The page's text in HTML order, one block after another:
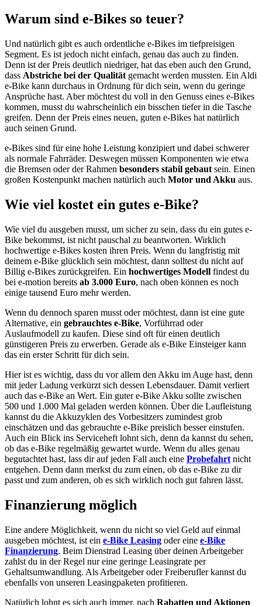
Warum sind e-Bikes so teuer?
Und natürlich gibt es auch ordentliche e-Bikes im tiefpreisigen
Segment. Es ist jedoch nicht einfach, genau das auch zu finden.
Denn ist der Preis deutlich niedriger, hat das eben auch den Grund,
dass Abstriche bei der Qualität gemacht werden mussten. Ein Aldi
e-Bike kann durchaus in Ordnung für dich sein, wenn du geringe
Ansprüche hast. Aber möchtest du voll in den Genuss eines e-Bikes
kommen, musst du wahrscheinlich ein bisschen tiefer in die Tasche
greifen. Denn der Preis eines neuen, guten e-Bikes hat natürlich
auch seinen Grund.
e-Bikes sind für eine hohe Leistung konzipiert und dabei schwerer
als normale Fahrräder. Deswegen müssen Komponenten wie etwa
die Bremsen oder der Rahmen besonders stabil gebaut sein. Einen
großen Kostenpunkt machen natürlich auch Motor und Akku aus.
Wie viel kostet ein gutes e-Bike?
Wie viel du ausgeben musst, um sicher zu sein, dass du ein gutes e-
Bike bekommst, ist nicht pauschal zu beantworten. Wirklich
hochwertige e-Bikes kosten ihren Preis. Wenn du langfristig mit
deinem e-Bike glücklich sein möchtest, dann solltest du nicht auf
Billig e-Bikes zurückgreifen. Ein hochwertiges Modell findest du
bei e-motion bereits ab 3.000 Euro, nach oben können es noch
einige tausend Euro mehr werden.
Wenn du dennoch sparen musst oder möchtest, dann ist eine gute
Alternative, ein gebrauchtes e-Bike, Vorführrad oder
Auslaufmodell zu kaufen. Diese sind oft für einen deutlich
günstigeren Preis zu erwerben. Gerade als e-Bike Einsteiger kann
das ein erster Schritt für dich sein.
Hier ist es wichtig, dass du vor allem den Akku im Auge hast, denn
mit jeder Ladung verkürzt sich dessen Lebensdauer. Damit verliert
auch das e-Bike an Wert. Ein guter e-Bike Akku sollte zwischen
500 und 1.000 Mal geladen werden können. Über die Laufleistung
kannst du die Akkuzyklen des Vorbesitzers zumindest grob
einschätzen und das gebrauchte e-Bike preislich besser einstufen.
Auch ein Blick ins Serviceheft lohnt sich, denn da kannst du sehen,
ob das e-Bike regelmäßig gewartet wurde. Wenn du alles genau
begutachtet hast, lass dir auf jeden Fall auch eine Probefahrt nicht
entgehen. Denn dann merkst du zum einen, ob das e-Bike zu dir
passt und zum anderen, ob es sich wirklich noch gut fahren lässt.
Finanzierung möglich
Eine andere Möglichkeit, wenn du nicht so viel Geld auf einmal
ausgeben möchtest, ist ein e-Bike Leasing oder eine e-Bike
Finanzierung. Beim Dienstrad Leasing über deinen Arbeitgeber
zahlst du in der Regel nur eine geringe Leasingrate per
Gehaltsumwandlung. Als Arbeitgeber oder Freiberufler kannst du
ebenfalls von unseren Leasingpaketen profitieren.
Natürlich lohnt es sich auch immer, nach Rabatten und Aktionen